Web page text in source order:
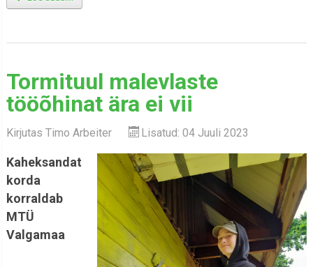
Tormituul malevlaste
tööõhinat ära ei vii
Kirjutas Timo Arbeiter Lisatud: 04 Juuli 2023
Kaheksandat
korda
korraldab
MTÜ
Valgamaa